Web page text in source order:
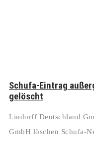
Schufa-Eintrag
gelöscht
Lindorff Deutschland
GmbH löschen Schufa-